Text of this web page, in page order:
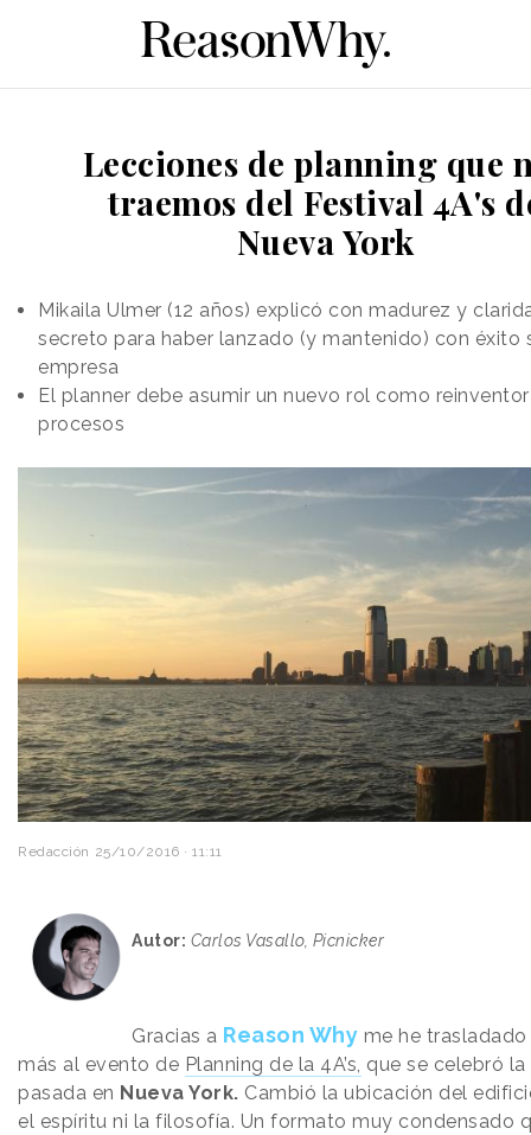
Lecciones de planning que
traemos del Festival 4A's
Nueva York
Mikaila Ulmer (12 años) explicó con madurez y
secreto para haber lanzado (y mantenido) con éxito
empresa
El planner debe asumir un nuevo rol como
procesos
Redacción 25/10/2016 · 11:11
Autor: Carlos Vasallo, Picnicker
Gracias a Reason Why me he trasladado
más al evento de Planning de la 4A’s, que se celebró la
pasada en Nueva York. Cambió la ubicación del
el espíritu ni la filosofía. Un formato muy condensado